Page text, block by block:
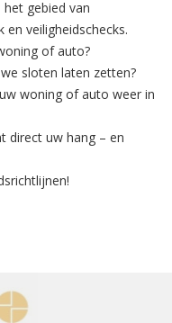
gebied van
en veiligheidschecks.
of auto?
sloten laten zetten?
woning of auto weer in
direct uw hang – en